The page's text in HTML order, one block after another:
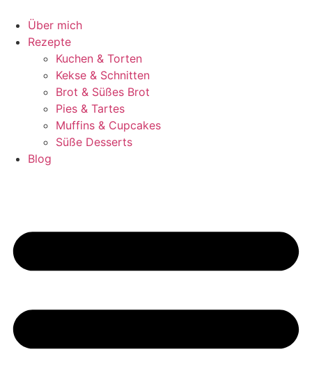
Inhalt
springen
Über mich
Rezepte
Kuchen & Torten
Kekse & Schnitten
Brot & Süßes Brot
Pies & Tartes
Muffins & Cupcakes
Süße Desserts
Blog